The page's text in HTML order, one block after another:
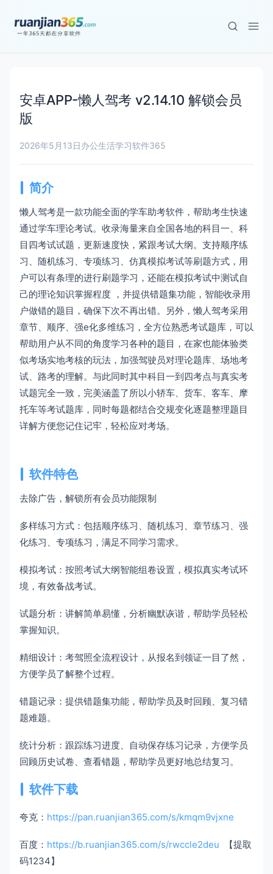
安卓APP-懒人驾考 v2.14.10 解锁会员
版
2026年5月13日办公生活学习软件365
简介
懒人驾考是一款功能全面的学车助考软件，帮助考生快速
通过学车理论考试。收录海量来自全国各地的科目一、科
目四考试试题，更新速度快，紧跟考试大纲。支持顺序练
习、随机练习、专项练习、仿真模拟考试等刷题方式，用
户可以有条理的进行刷题学习，还能在模拟考试中测试自
己的理论知识掌握程度 ，并提供错题集功能，智能收录用
户做错的题目，确保下次不再出错。另外，懒人驾考采用
章节、顺序、强e化多维练习，全方位熟悉考试题库，可以
帮助用户从不同的角度学习各种的题目，在家也能体验类
似考场实地考核的玩法，加强驾驶员对理论题库、场地考
试、路考的理解。与此同时其中科目一到四考点与真实考
试题完全一致，完美涵盖了所以小轿车、货车、客车、摩
托车等考试题库，同时每题都结合交规变化逐题整理题目
详解方便您记住记牢，轻松应对考场。
软件特色
去除广告，解锁所有会员功能限制
多样练习方式：包括顺序练习、随机练习、章节练习、强
化练习、专项练习，满足不同学习需求。
模拟考试：按照考试大纲智能组卷设置，模拟真实考试环
境，有效备战考试。
试题分析：讲解简单易懂，分析幽默诙谐，帮助学员轻松
掌握知识。
精细设计：考驾照全流程设计，从报名到领证一目了然，
方便学员了解整个过程。
错题记录：提供错题集功能，帮助学员及时回顾、复习错
题难题。
统计分析：跟踪练习进度、自动保存练习记录，方便学员
回顾历史试卷、查看错题，帮助学员更好地总结复习。
软件下载
夸克： https://pan.ruanjian365.com/s/kmqm9vjxne
百度： https://b.ruanjian365.com/s/rwccle2deu 【提取
码1234】